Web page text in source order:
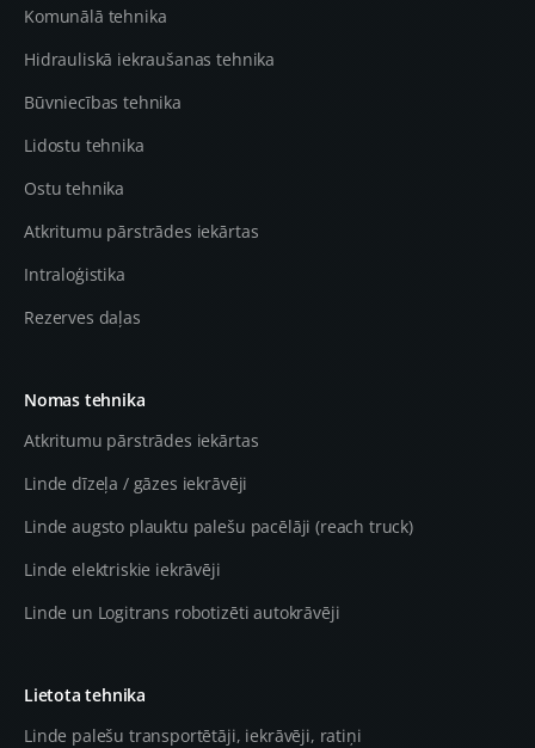
Komunālā tehnika
Hidrauliskā iekraušanas tehnika
Būvniecības tehnika
Lidostu tehnika
Ostu tehnika
Atkritumu pārstrādes iekārtas
Intraloģistika
Rezerves daļas
Nomas tehnika
Atkritumu pārstrādes iekārtas
Linde dīzeļa / gāzes iekrāvēji
Linde augsto plauktu palešu pacēlāji (reach truck)
Linde elektriskie iekrāvēji
Linde un Logitrans robotizēti autokrāvēji
Lietota tehnika
Linde palešu transportētāji, iekrāvēji, ratiņi